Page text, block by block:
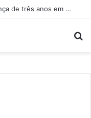
Professora Dorinha lidera disputa pelo Governo do Tocantins com 37,4% das intenções de voto, aponta pesquisa